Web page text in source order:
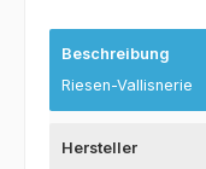
Beschreibung
Riesen-Vallisnerie
Hersteller